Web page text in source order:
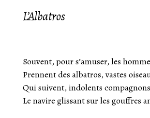
L’Albatros
Souvent, pour s’amuser, les
Prennent des albatros, vastes
Qui suivent, indolents
Le navire glissant sur les gouffres